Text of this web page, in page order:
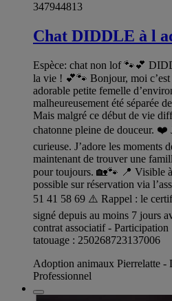
347944813
Chat DIDDLE à l
Espèce: chat non lof 🐾💕
la vie ! 💕🐾 Bonjour, moi
adorable petite femelle
malheureusement été séparée
Mais malgré ce début de vie
chatonne pleine de douceur. ❤️
curieuse. J’adore les moments
maintenant de trouver une
pour toujours. 🏡🐾 📍 Visible
possible sur réservation via
51 41 58 69 ⚠️ Rappel : le
signé depuis au moins 7 jours
contrat associatif -
tatouage : 250268723137006
Adoption animaux Pierrelatte -
Professionnel